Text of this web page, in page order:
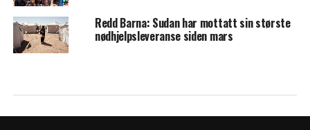
Redd Barna: Sudan har mottatt sin største
nødhjelpsleveranse siden mars